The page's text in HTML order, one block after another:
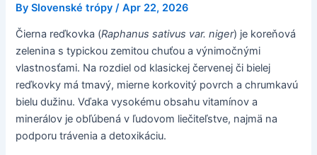
BySlovenské trópy /Apr 22, 2026
Čierna reďkovka (Raphanus sativus var. niger) je koreňová
zelenina s typickou zemitou chuťou a výnimočnými
vlastnosťami. Na rozdiel od klasickej červenej či bielej
reďkovky má tmavý, mierne korkovitý povrch a chrumkavú
bielu dužinu. Vďaka vysokému obsahu vitamínov a
minerálov je obľúbená v ľudovom liečiteľstve, najmä na
podporu trávenia a detoxikáciu.